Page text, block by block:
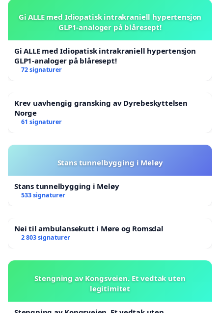
Gi ALLE med Idiopatisk intrakraniell hypertensjon
GLP1-analoger på blåresept!
Gi ALLE med Idiopatisk intrakraniell hypertensjon
GLP1-analoger på blåresept!
72 signaturer
Krev uavhengig gransking av Dyrebeskyttelsen
Norge
61 signaturer
Stans tunnelbygging i Meløy
Stans tunnelbygging i Meløy
533 signaturer
Nei til ambulansekutt i Møre og Romsdal
2 803 signaturer
Stengning av Kongsveien. Et vedtak uten
legitimitet